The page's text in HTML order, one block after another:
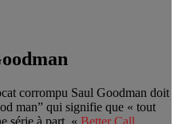
corrompu Saul Goodman doit
man” qui signifie que « tout
série à part, « Better Call